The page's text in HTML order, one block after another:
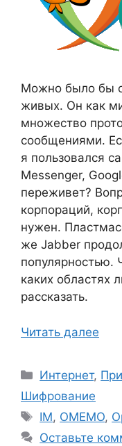
Можно было бы
живых. Он как
множество
сообщениями.
я пользовался
Messenger,
переживет?
корпораций,
нужен.
же Jabber
популярностью.
каких областях
рассказать.
Читать далее
Рубрики
Интернет,
Шифрование
Метки
IM, OMEMO,
Оставьте